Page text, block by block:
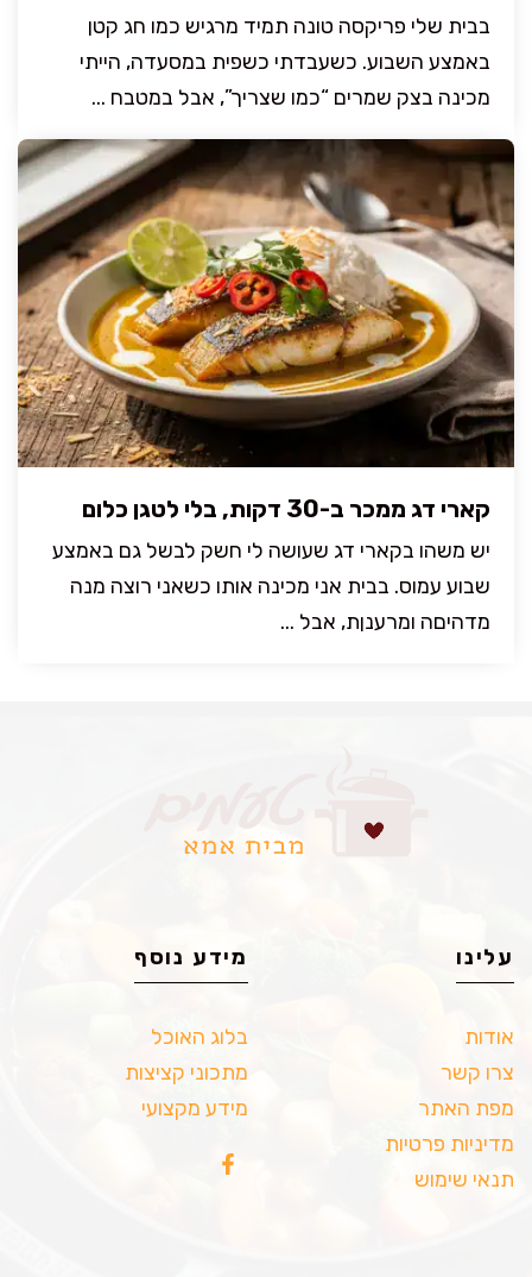
בבית שלי פריקסה טונה תמיד מרגיש כמו חג קטן
באמצע השבוע. כשעבדתי כשפית במסעדה, הייתי
מכינה בצק שמרים “כמו שצריך”, אבל במטבח ...
קארי דג ממכר ב-30 דקות, בלי לטגן כלום
יש משהו בקארי דג שעושה לי חשק לבשל גם באמצע
שבוע עמוס. בבית אני מכינה אותו כשאני רוצה מנה
מדהיםה ומרענןת, אבל ...
עלינו
אודות
צרו קשר
מפת האתר
מדיניות פרטיות
תנאי שימוש
מידע נוסף
בלוג האוכל
מתכוני קציצות
מידע מקצועי